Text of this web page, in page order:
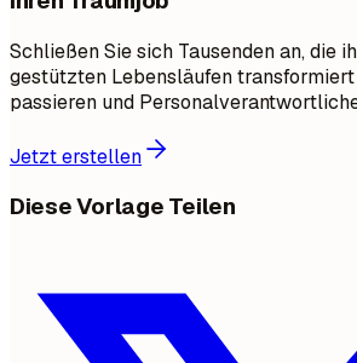
Schließen Sie sich Tausenden an, die
gestützten Lebensläufen transformiert
passieren und
Jetzt erstellen
Diese Vorlage Teilen